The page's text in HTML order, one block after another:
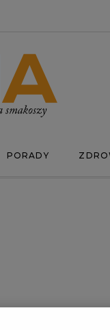
PORADY